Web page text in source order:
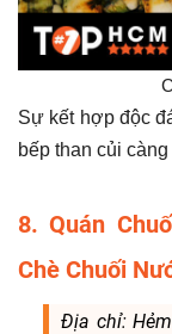
Sự kết hợp độc
bếp than củi
8. Quán
Chè Chuối
Địa chỉ: